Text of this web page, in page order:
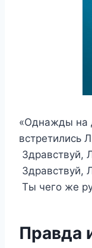
«Однажды на
встретились
Здравствуй,
Здравствуй,
Ты чего же
Правда